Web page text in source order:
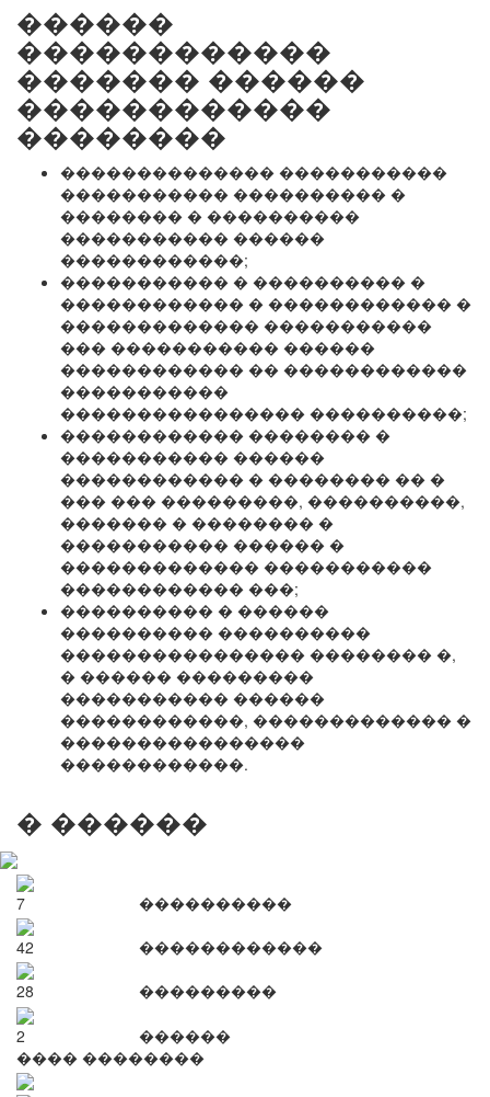
������
������������
������� ������
������������
��������
�������������� �����������
����������� ���������� �
�������� � ����������
����������� ������
������������;
����������� � ���������� �
������������ � ������������ �
������������� �����������
��� ����������� ������
������������ �� ������������
�����������
���������������� ����������;
������������ �������� �
����������� ������
������������ � �������� �� �
��� ��� ���������, ����������,
������� � �������� �
����������� ������ �
������������� �����������
������������ ���;
���������� � ������
���������� ����������
���������������� �������� �,
� ������ ���������
����������� ������
������������, ������������� �
����������������
������������.
� ������
7 ����������
42 ������������
28 ���������
2
������
���� ��������